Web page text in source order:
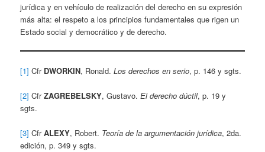
jurídica y en vehículo de realización del derecho en su expresión
más alta: el respeto a los principios fundamentales que rigen un
Estado social y democrático y de derecho.
[1] Cfr DWORKIN, Ronald.Los derechos en serio, p. 146 y sgts.
[2] CfrZAGREBELSKY, Gustavo.El derecho dúctil, p. 19 y
sgts.
[3] CfrALEXY, Robert. Teoría de la argumentación jurídica, 2da.
edición, p. 349 y sgts.